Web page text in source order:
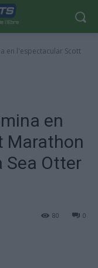
en l'espectacular Scott
en
Marathon
Sea Otter
0
80